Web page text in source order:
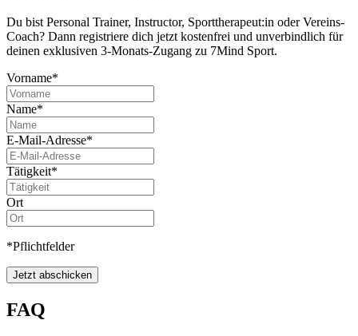
Du bist Per­so­nal Trai­ner, Instruc­tor, Sport­the­ra­peut:in oder Ver­eins-
Coach? Dann regis­triere dich jetzt kos­ten­frei und unver­bind­lich für
deinen exklu­si­ven 3-Monats-Zugang zu 7Mind Sport.
Vorname*
Name*
E-Mail-Adresse*
Tätigkeit*
Ort
*Pflichtfelder
Jetzt abschicken
FAQ